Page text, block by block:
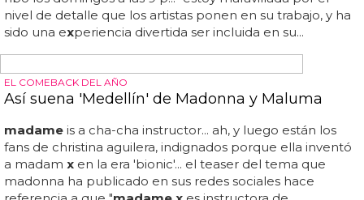
miley está al caer: todo sobre el dvd que incluirá su
concierto en barcelona... si te perdiste a miley cyrus en
directo, toma nota: el 24 de marzo sale a la venta el dvd /
blu-ray del 'bangerztour', que recoge las actuaciones de
la diva alérgica a la ropa en barcelona y lisboa de junio
del año pasado... sms 4×4 love money party my darlin’
maybe you’re the right fu do my thang #getitright can’t
be tamed adore you drive... rooting for my baby jolene
(dolly parton cover) hey ya (outkast...